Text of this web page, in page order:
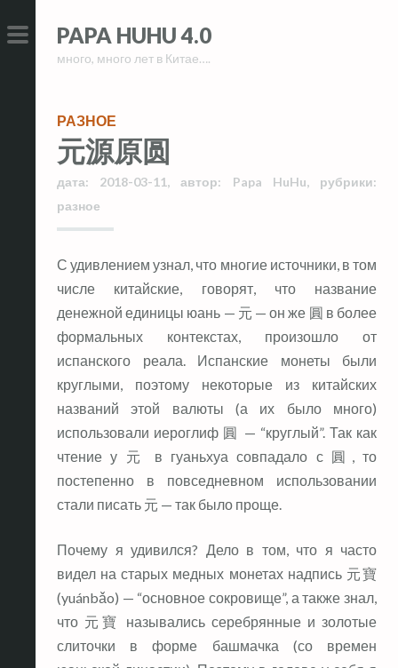
to
PRIMARY
to
PAPA HUHU 4.0
много, много лет в Китае….
РАЗНОЕ
元源原圆
дата: 2018-03-11, автор: Papa HuHu,рубрики:
разное
С удивлением узнал, что многие источники, в том
числе китайские, говорят, что название
денежной единицы юань — 元 — он же 圓 в более
формальных контекстах, произошло от
испанского реала. Испанские монеты были
круглыми, поэтому некоторые из китайских
названий этой валюты (а их было много)
использовали иероглиф 圓 — “круглый”. Так как
чтение у 元 в гуаньхуа совпадало с 圓, то
постепенно в повседневном использовании
стали писать 元 — так было проще.
Почему я удивился? Дело в том, что я часто
видел на старых медных монетах надпись 元寶
(yuánbǎo) — “основное сокровище”, а также знал,
что 元寶 назывались серебрянные и золотые
слиточки в форме башмачка (со времен